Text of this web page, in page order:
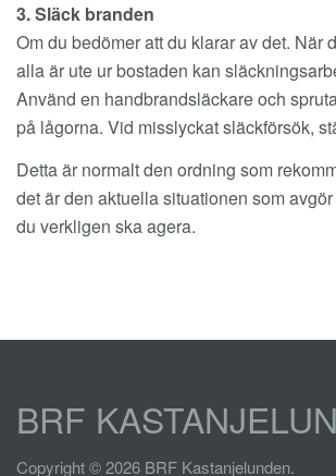
3. Släck branden
Om du bedömer att du klarar av det. När
alla är ute ur bostaden kan
Använd en handbrandsläckare och
på lågorna. Vid misslyckat släckförsök,
Detta är normalt den ordning som
det är den aktuella situationen som
du verkligen ska agera.
BRF
Copyright © 2026 BRF Kastanjelunden.